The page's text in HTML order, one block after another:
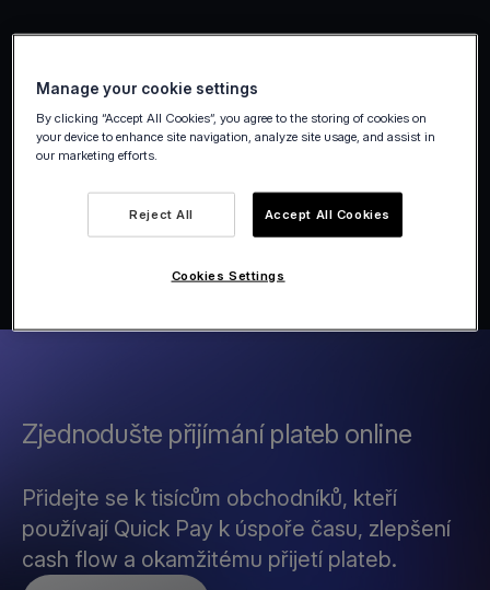
Zjednodušte přijímání plateb online
Přidejte se k tisícům obchodníků, kteří
používají Quick Pay k úspoře času, zlepšení
cash flow a okamžitému přijetí plateb.
Manage your cookie settings
By clicking “Accept All Cookies”, you agree to the storing of cookies on
your device to enhance site navigation, analyze site usage, and assist in
our marketing efforts.
Reject All Accept All Cookies
Cookies Settings